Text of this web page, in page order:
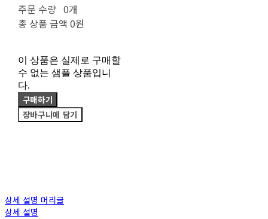
주문 수량 0개
총 상품 금액 0원
이 상품은 실제로 구매할
수 없는 샘플 상품입니
다.
구매하기
장바구니에 담기
상세 설명 머리글
상세 설명